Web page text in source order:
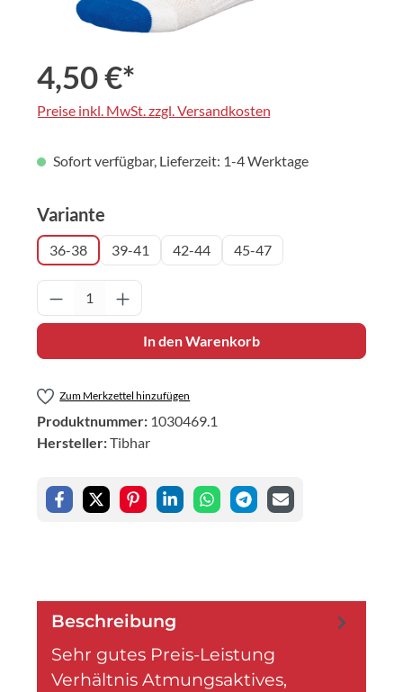
4,50 €*
Preise inkl. MwSt. zzgl. Versandkosten
Sofort verfügbar, Lieferzeit: 1-4 Werktage
Variante
36-38 39-41 42-44 45-47
Produkt Anzahl: Gib den gewünschten
In den Warenkorb
Zum Merkzettel hinzufügen
Produktnummer: 1030469.1
Hersteller:Tibhar
Beschreibung
Sehr gutes Preis-Leistung
Verhältnis Atmungsaktives,